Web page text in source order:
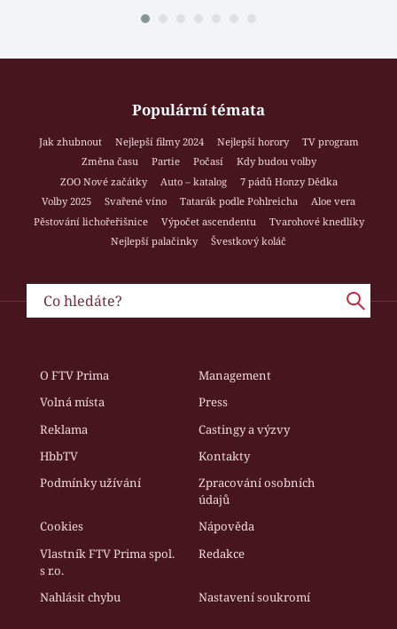
Populární témata
Jak zhubnout Nejlepší filmy 2024 Nejlepší horory
TV program
Změna času
Partie Počasí
Kdy budou volby
ZOO Nové začátky
Auto – katalog
7 pádů Honzy Dědka
Volby 2025
Svařené víno Tatarák podle Pohlreicha
Aloe vera
Pěstování lichořeřišnice
Výpočet ascendentu
Tvarohové knedlíky
Nejlepší palačinky
Švestkový koláč
O FTV Prima
Management
Volná místa
Press
Reklama
Castingy a výzvy
HbbTV
Kontakty
Podmínky užívání
Zpracování osobních
údajů
Cookies
Nápověda
Vlastník FTV Prima spol.
s r.o.
Redakce
Nahlásit chybu Nastavení soukromí